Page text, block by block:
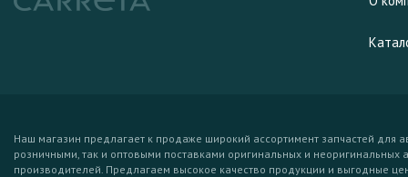
Наш магазин предлагает к продаже широкий ассортимент запчастей для
розничными, так и оптовыми поставками оригинальных и неоригинальных
производителей. Предлагаем высокое качество продукции и выгодные